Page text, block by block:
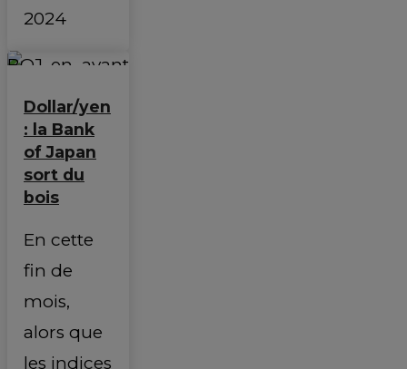
2024
Dollar/yen
: la Bank
of Japan
sort du
bois
En cette
fin de
mois,
alors que
les indices